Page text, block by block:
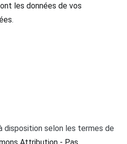
les données de vos
.
selon les termes de